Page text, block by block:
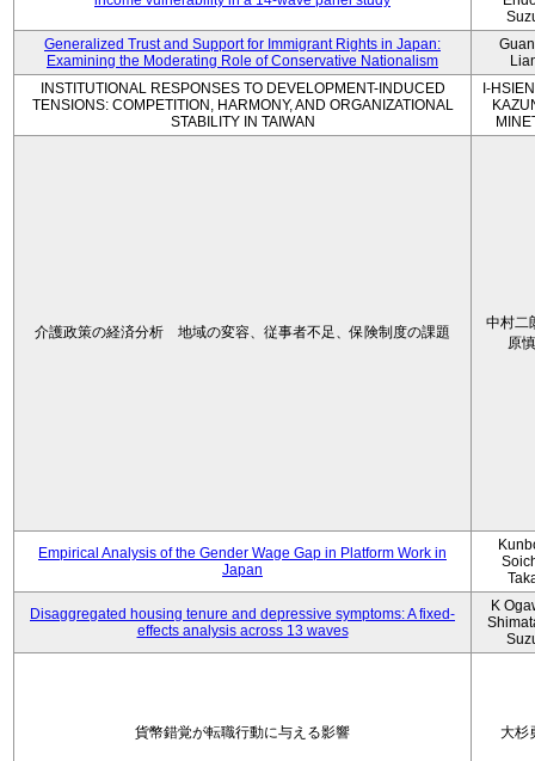
Generalized Trust and Support for Immigrant Rights in Japan:
Examining the Moderating Role of Conservative Nationalism
INSTITUTIONAL RESPONSES TO DEVELOPMENT-INDUCED
TENSIONS: COMPETITION, HARMONY, AND ORGANIZATIONAL
STABILITY IN TAIWAN
I-
介護政策の経済分析 地域の変容、従事者不足、保険制度の課題
中村二
原
Empirical Analysis of the Gender Wage Gap in Platform Work in
Japan
Disaggregated housing tenure and depressive symptoms: A fixed-
effects analysis across 13 waves
K
貨幣錯覚が転職行動に与える影響 大杉